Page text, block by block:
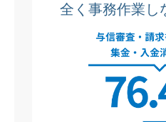
全く事務作業し